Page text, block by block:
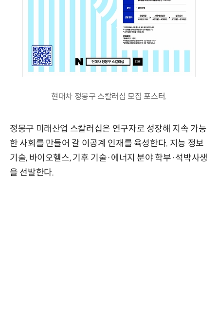
현대차 정몽구 스칼러십 모집 포스터.
정몽구 미래산업 스칼러십은 연구자로 성장해 지속 가능
한 사회를 만들어 갈 이공계 인재를 육성한다. 지능 정보
기술, 바이오헬스, 기후 기술·에너지 분야 학부·석박사생
을 선발한다.